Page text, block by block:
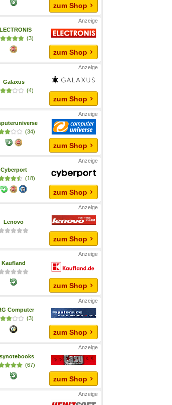
zum Shop
(3)
zum Shop
Galaxus
(4)
zum Shop
(34)
zum Shop
Cyberport
(18)
zum Shop
Lenovo
zum Shop
Kaufland
zum Shop
Computer
(3)
zum Shop
(67)
zum Shop